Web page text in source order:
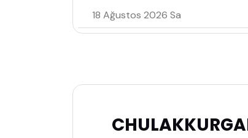
18 Ağustos 2026 Sa